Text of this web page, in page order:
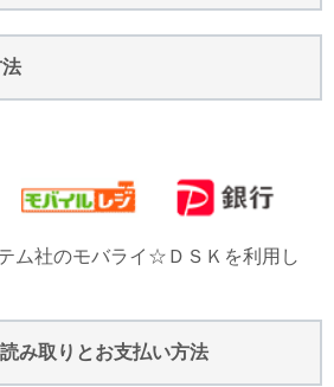
ム社のモバライ☆ＤＳＫを利用し
み取りとお支払い方法